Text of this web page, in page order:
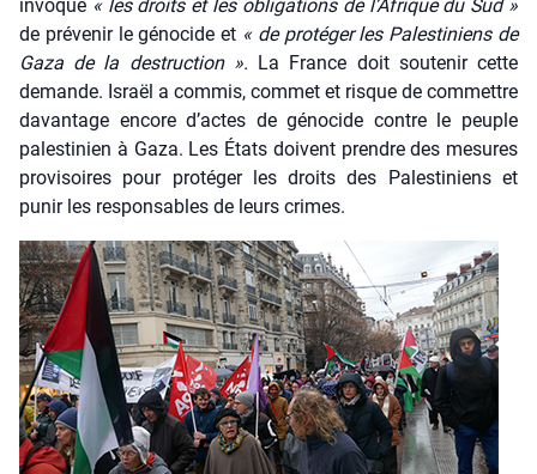
invoque « les droits et les obli­ga­tions de l’Afrique du Sud »
de pré­ve­nir le géno­cide et « de pro­té­ger les Pales­ti­niens de
Gaza de la des­truc­tion ». La France doit sou­te­nir cette
demande. Israël a com­mis, com­met et risque de com­mettre
davan­tage encore d’actes de géno­cide contre le peuple
pales­ti­nien à Gaza. Les États doivent prendre des mesures
pro­vi­soires pour pro­té­ger les droits des Pales­ti­niens et
punir les res­pon­sables de leurs crimes.